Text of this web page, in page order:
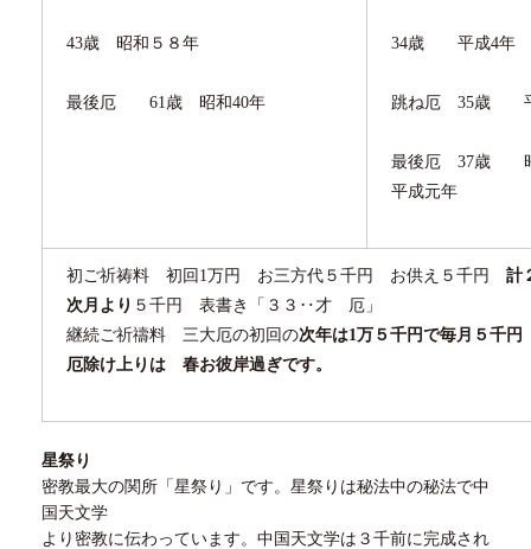
43歳 昭和５８年
最後厄 61 歳 昭和40年
34歳 平成4年
跳ね厄 35歳
最後厄 37歳
平成元年
初ご祈祷料 初回 1 万円 お三方代５ 千円 お供え ５ 千円 計
次月より ５千円 表書き「３３ ‥ 才 厄」
継続ご祈禱料 三大厄の初回の次年は1 万５千円で毎月 ５ 千円
厄除け上りは 春お彼岸過ぎです。
星祭り
密教最大の関所「星祭り」です。星祭りは秘法中の秘法で中
国天文学
より密教に伝わっています。中国天文学は３千前に完成され